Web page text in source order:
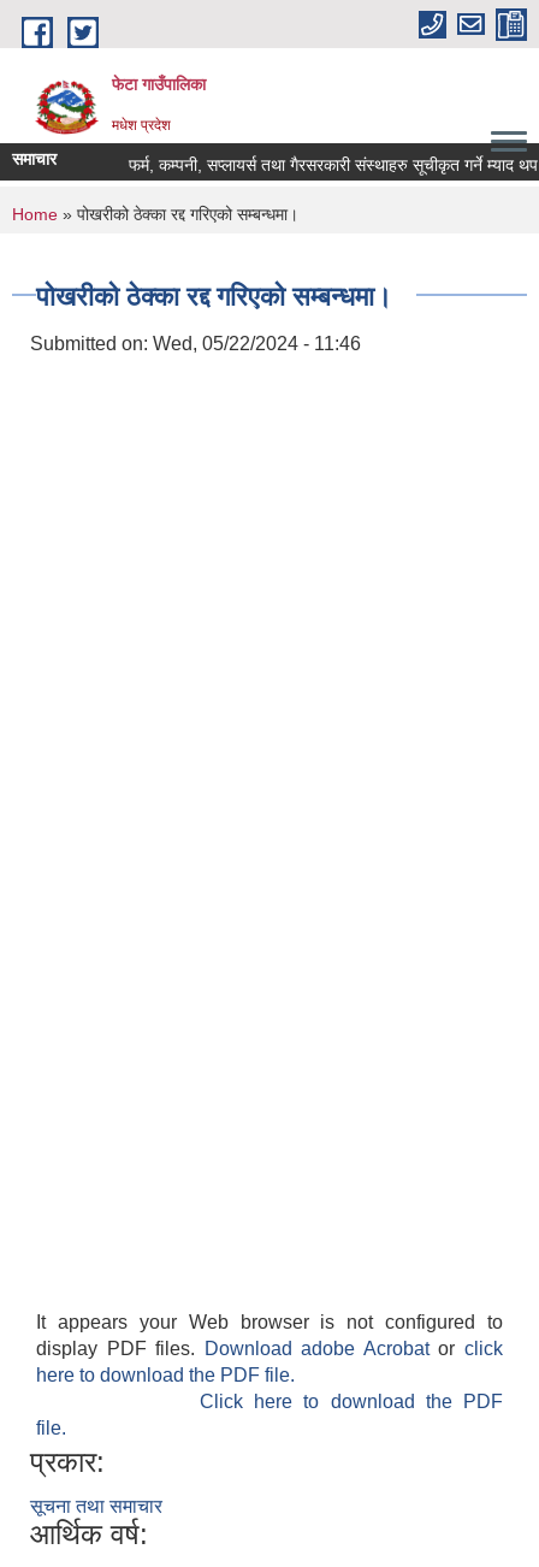
Skip to main content
फेटा गाउँपालिका
मधेश प्रदेश
समाचार फर्म, कम्पनी, सप्लायर्स तथा गैरसरकारी संस्थाहरु सूचीकृत गर्ने म्याद थप
You are here
Home » पोखरीको ठेक्का रद्द गरिएको सम्बन्धमा।
पोखरीको ठेक्का रद्द गरिएको सम्बन्धमा।
Submitted on: Wed, 05/22/2024 - 11:46
It appears your Web browser is not configured to
display PDF files.
Download adobe Acrobatorclick
here to download the PDF file.
Click here to download the PDF
file.
प्रकार:
सूचना तथा समाचार
आर्थिक वर्ष: